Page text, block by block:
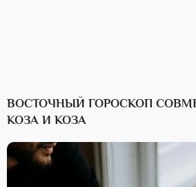
ВОСТОЧНЫЙ ГОРОСКОП
КОЗА И КОЗА